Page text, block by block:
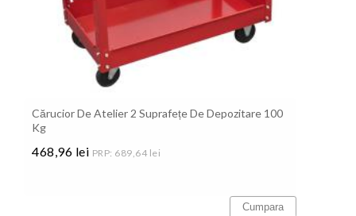
Cărucior De Atelier 2 Suprafețe De Depozitare 100
Kg
468,96 lei PRP: 689,64 lei
Cumpara